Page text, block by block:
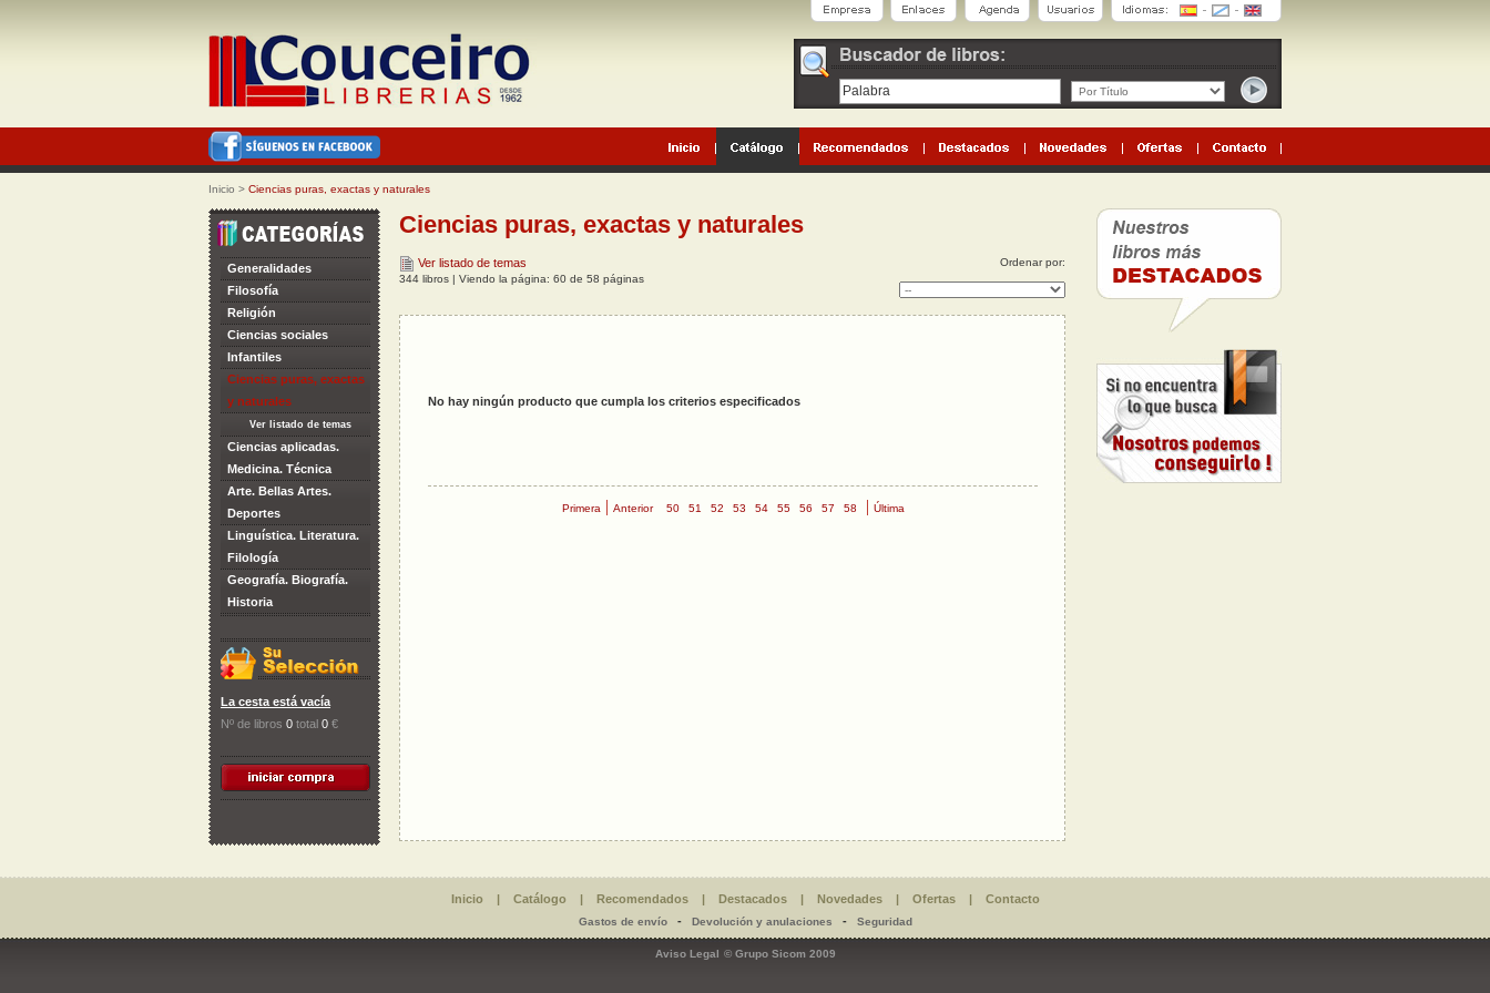
Inicio > Ciencias puras, exactas y naturales
Generalidades
Filosofía
Religión
Ciencias sociales
Infantiles
Ciencias puras, exactas
y naturales
Ver listado de temas
Ciencias aplicadas.
Medicina. Técnica
Arte. Bellas Artes.
Deportes
Linguística. Literatura.
Filología
Geografía. Biografía.
Historia
La cesta está vacía
Nº de libros 0 total 0 €
Ciencias puras, exactas y naturales
Ver listado de temas
344 libros | Viendo la página: 60 de 58 páginas
Ordenar por:
No hay ningún producto que cumpla los criterios especificados
Primera | Anterior 50 51 52 53 54 55 56 57 58 | Última
Inicio | Catálogo | Recomendados| Destacados| Novedades| Ofertas| Contacto
Gastos de envío- Devolución y anulaciones - Seguridad
Aviso Legal © Grupo Sicom 2009